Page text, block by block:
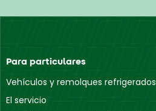
Para particulares
Vehículos y remolques refrigerados
El servicio